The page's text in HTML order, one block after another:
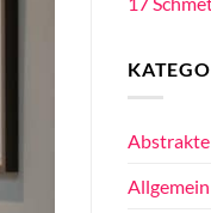
Allgemein